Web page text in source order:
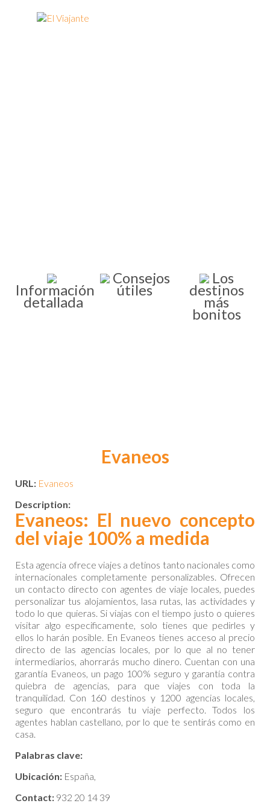
Información
detallada
Consejos
útiles
Los
destinos
más
bonitos
Evaneos
URL: Evaneos
Description:
Evaneos: El nuevo concepto
del viaje 100% a medida
Esta agencia ofrece viajes a detinos tanto nacionales como
internacionales completamente personalizables. Ofrecen
un contacto directo con agentes de viaje locales, puedes
personalizar tus alojamientos, lasa rutas, las actividades y
todo lo que quieras. Si viajas con el tiempo justo o quieres
visitar algo especificamente, solo tienes que pedirles y
ellos lo harán posible. En Evaneos tienes acceso al precio
directo de las agencias locales, por lo que al no tener
intermediarios, ahorrarás mucho dinero. Cuentan con una
garantía Evaneos, un pago 100% seguro y garantía contra
quiebra de agencias, para que viajes con toda la
tranquilidad. Con 160 destinos y 1200 agencias locales,
seguro que encontrarás tu viaje perfecto. Todos los
agentes hablan castellano, por lo que te sentirás como en
casa.
Palabras clave:
Ubicación: España,
Contact: 932 20 14 39